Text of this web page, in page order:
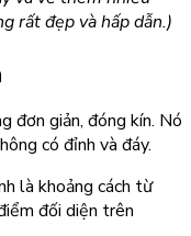
rất đẹp và hấp dẫn.)
đơn giản, đóng kín. Nó
có đỉnh và đáy.
là khoảng cách từ
đối diện trên